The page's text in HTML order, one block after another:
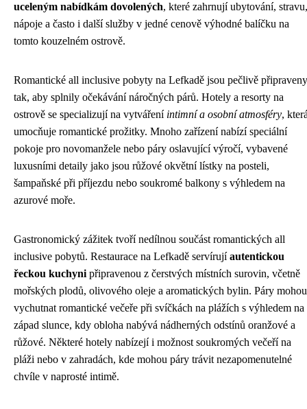
uceleným nabídkám dovolených, které zahrnují ubytování, stravu,
nápoje a často i další služby v jedné cenově výhodné balíčku na
tomto kouzelném ostrově.
Romantické all inclusive pobyty na Lefkadě jsou pečlivě připraveny
tak, aby splnily očekávání náročných párů. Hotely a resorty na
ostrově se specializují na vytváření intimní a osobní atmosféry,
umocňuje romantické prožitky. Mnoho zařízení nabízí speciální
pokoje pro novomanžele nebo páry oslavující výročí, vybavené
luxusními detaily jako jsou růžové okvětní lístky na posteli,
šampaňské při příjezdu nebo soukromé balkony s výhledem na
azurové moře.
Gastronomický zážitek tvoří nedílnou součást romantických all
inclusive pobytů. Restaurace na Lefkadě servírujíautentickou
řeckou kuchyni připravenou z čerstvých místních surovin, včetně
mořských plodů, olivového oleje a aromatických bylin. Páry mohou
vychutnat romantické večeře při svíčkách na plážích s výhledem na
západ slunce, kdy obloha nabývá nádherných odstínů oranžové a
růžové. Některé hotely nabízejí i možnost soukromých večeří na
pláži nebo v zahradách, kde mohou páry trávit nezapomenutelné
chvíle v naprosté intimě.